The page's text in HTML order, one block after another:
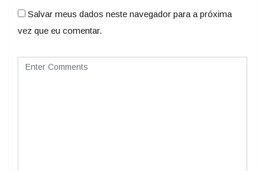
Salvar meus dados neste navegador para a próxima
vez que eu comentar.